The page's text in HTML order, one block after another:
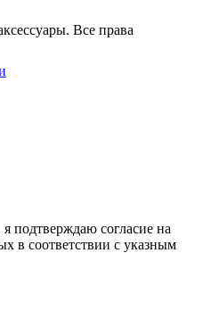
Все права
подтверждаю согласие на
в соответствии с указным